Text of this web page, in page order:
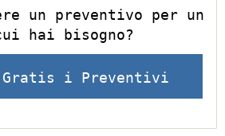
un preventivo per un
hai bisogno?
i Preventivi